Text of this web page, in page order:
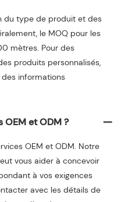
du type de produit et des
le MOQ pour les
mètres. Pour des
produits personnalisés,
informations
et ODM ?
OEM et ODM. Notre
vous aider à concevoir
à vos exigences
avec les détails de